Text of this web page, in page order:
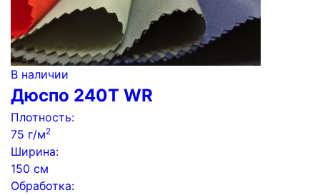
В наличии
Дюспо 240Т WR
Плотность:
75 г/м2
Ширина:
150 см
Обработка: